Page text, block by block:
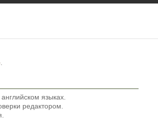
языках.
редактором.